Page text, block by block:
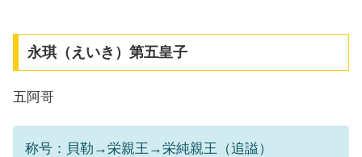
永琪（えいき）第五皇子
五阿哥
称号：貝勒→栄親王→栄純親王（追謚）